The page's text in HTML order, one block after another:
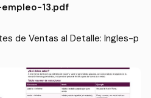
13.pdf
de Ventas al Detalle: Ingles-p